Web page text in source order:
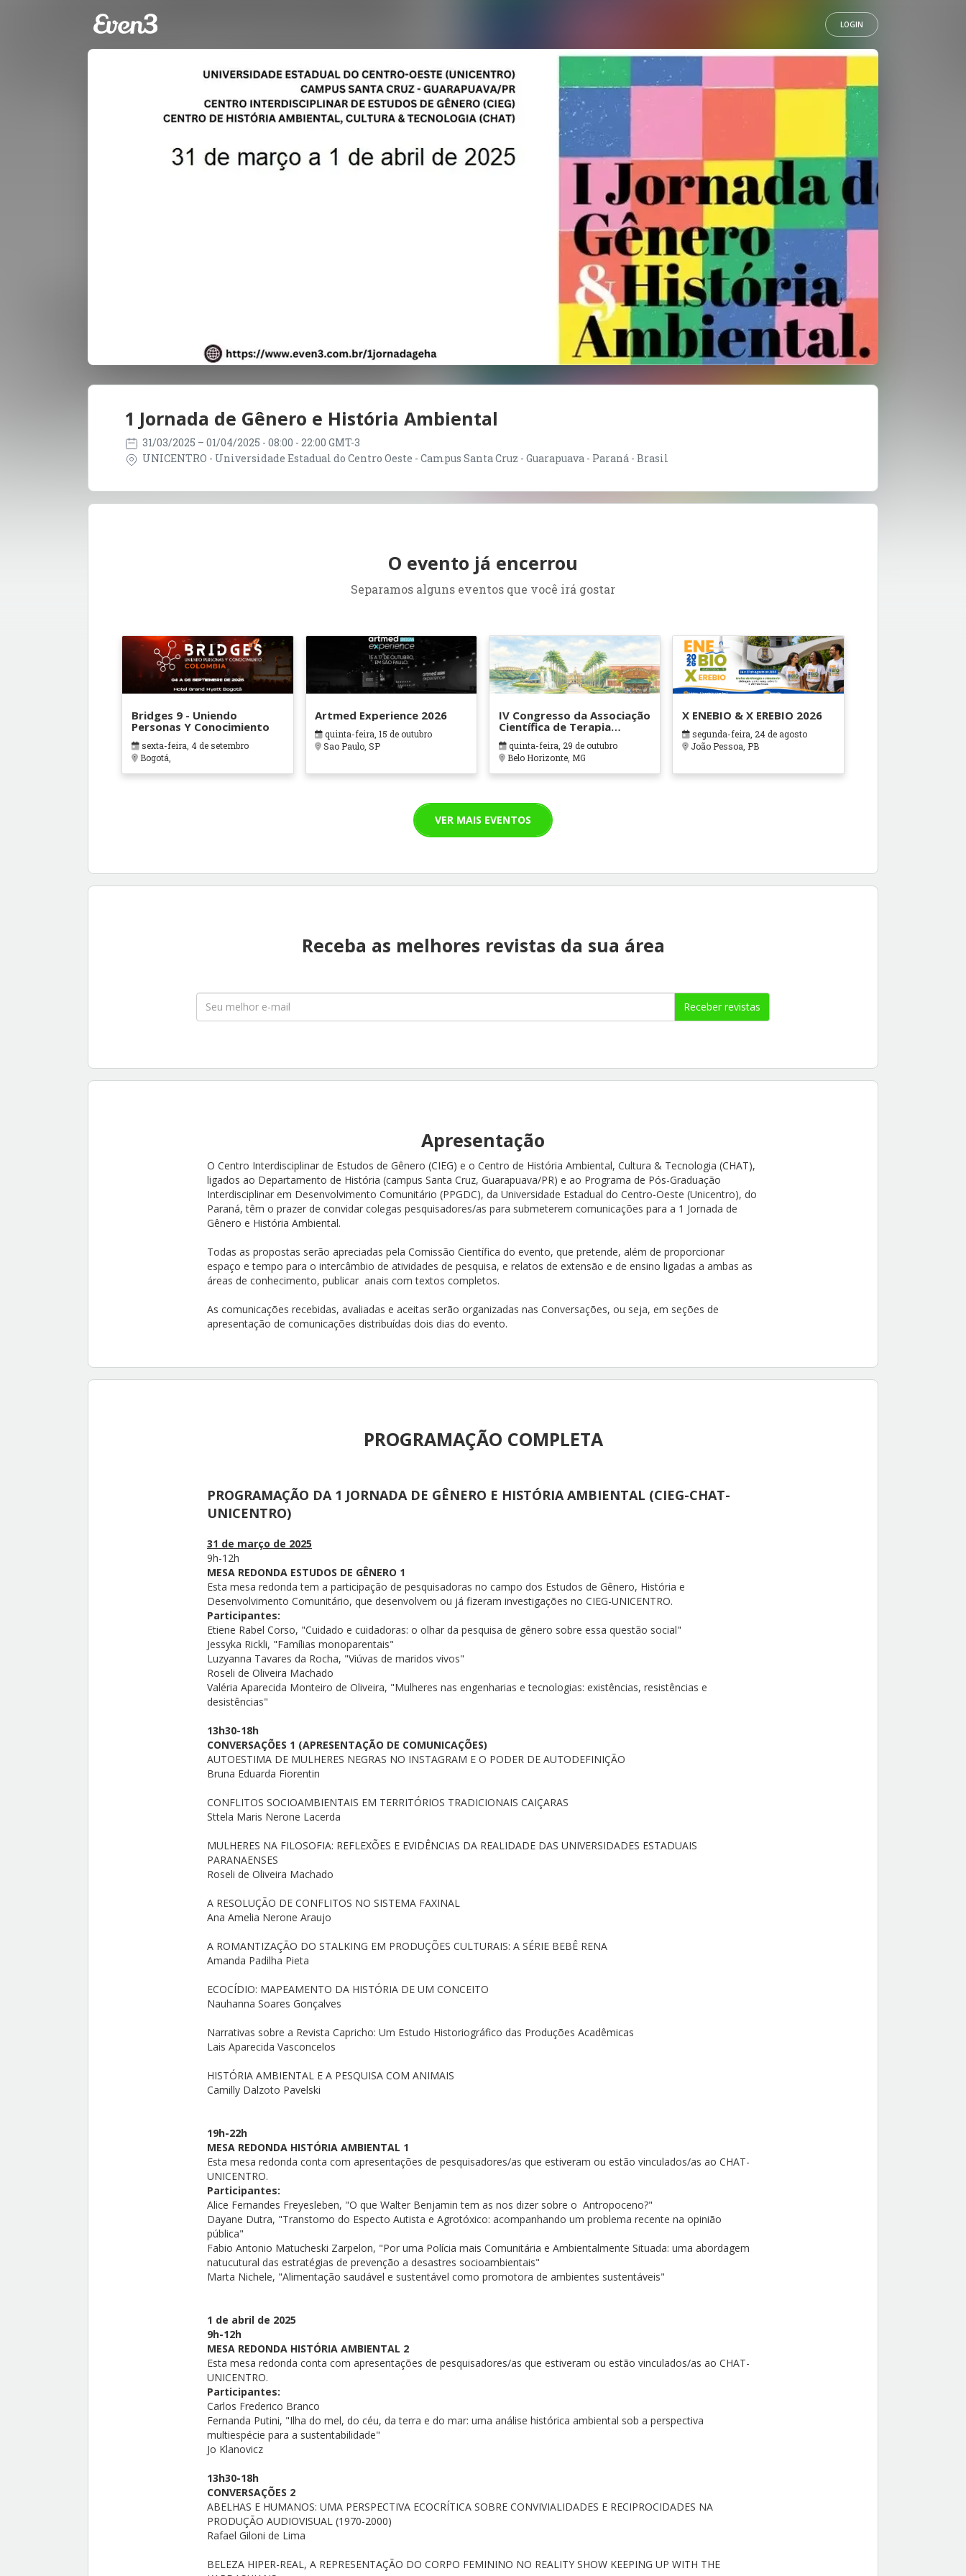
LOGIN
1 Jornada de Gênero e História Ambiental
31/03/2025 – 01/04/2025 - 08:00 - 22:00 GMT-3
UNICENTRO - Universidade Estadual do Centro Oeste - Campus Santa Cruz - Guarapuava - Paraná - Brasil
O evento já encerrou
Separamos alguns eventos que você irá gostar
Bridges 9 - Uniendo
Personas Y Conocimiento
sexta-feira, 4 de setembro
Bogotá,
Artmed Experience 2026
quinta-feira, 15 de outubro
Sao Paulo, SP
IV Congresso da Associação
Científica de Terapia
Ocupacional em Contextos
Hospitalares e Cuidados
Paliativos - ATOHOSP
quinta-feira, 29 de outubro
Belo Horizonte, MG
X ENEBIO & X EREBIO 2026
segunda-feira, 24 de agosto
João Pessoa, PB
VER MAIS EVENTOS
Receba as melhores revistas da sua área
Receber revistas
Apresentação
O Centro Interdisciplinar de Estudos de Gênero (CIEG) e o Centro de História Ambiental, Cultura & Tecnologia (CHAT),
ligados ao Departamento de História (campus Santa Cruz, Guarapuava/PR) e ao Programa de Pós-Graduação
Interdisciplinar em Desenvolvimento Comunitário (PPGDC), da Universidade Estadual do Centro-Oeste (Unicentro), do
Paraná, têm o prazer de convidar colegas pesquisadores/as para submeterem comunicações para a 1 Jornada de
Gênero e História Ambiental.
Todas as propostas serão apreciadas pela Comissão Científica do evento, que pretende, além de proporcionar
espaço e tempo para o intercâmbio de atividades de pesquisa, e relatos de extensão e de ensino ligadas a ambas as
áreas de conhecimento, publicar anais com textos completos.
As comunicações recebidas, avaliadas e aceitas serão organizadas nas Conversações, ou seja, em seções de
apresentação de comunicações distribuídas dois dias do evento.
PROGRAMAÇÃO COMPLETA
PROGRAMAÇÃO DA 1 JORNADA DE GÊNERO E HISTÓRIA AMBIENTAL (CIEG-CHAT-
UNICENTRO)
31 de março de 2025
9h-12h
MESA REDONDA ESTUDOS DE GÊNERO 1
Esta mesa redonda tem a participação de pesquisadoras no campo dos Estudos de Gênero, História e
Desenvolvimento Comunitário, que desenvolvem ou já fizeram investigações no CIEG-UNICENTRO.
Participantes:
Etiene Rabel Corso, "Cuidado e cuidadoras: o olhar da pesquisa de gênero sobre essa questão social"
Jessyka Rickli, "Famílias monoparentais"
Luzyanna Tavares da Rocha, "Viúvas de maridos vivos"
Roseli de Oliveira Machado
Valéria Aparecida Monteiro de Oliveira, "Mulheres nas engenharias e tecnologias: existências, resistências e
desistências"
13h30-18h
CONVERSAÇÕES 1 (APRESENTAÇÃO DE COMUNICAÇÕES)
AUTOESTIMA DE MULHERES NEGRAS NO INSTAGRAM E O PODER DE AUTODEFINIÇÃO
Bruna Eduarda Fiorentin
CONFLITOS SOCIOAMBIENTAIS EM TERRITÓRIOS TRADICIONAIS CAIÇARAS
Sttela Maris Nerone Lacerda
MULHERES NA FILOSOFIA: REFLEXÕES E EVIDÊNCIAS DA REALIDADE DAS UNIVERSIDADES ESTADUAIS
PARANAENSES
Roseli de Oliveira Machado
A RESOLUÇÃO DE CONFLITOS NO SISTEMA FAXINAL
Ana Amelia Nerone Araujo
A ROMANTIZAÇÃO DO STALKING EM PRODUÇÕES CULTURAIS: A SÉRIE BEBÊ RENA
Amanda Padilha Pieta
ECOCÍDIO: MAPEAMENTO DA HISTÓRIA DE UM CONCEITO
Nauhanna Soares Gonçalves
Narrativas sobre a Revista Capricho: Um Estudo Historiográfico das Produções Acadêmicas
Lais Aparecida Vasconcelos
HISTÓRIA AMBIENTAL E A PESQUISA COM ANIMAIS
Camilly Dalzoto Pavelski
19h-22h
MESA REDONDA HISTÓRIA AMBIENTAL 1
Esta mesa redonda conta com apresentações de pesquisadores/as que estiveram ou estão vinculados/as ao CHAT-
UNICENTRO.
Participantes:
Alice Fernandes Freyesleben, "O que Walter Benjamin tem as nos dizer sobre o Antropoceno?"
Dayane Dutra, "Transtorno do Especto Autista e Agrotóxico: acompanhando um problema recente na opinião
pública"
Fabio Antonio Matucheski Zarpelon, "Por uma Polícia mais Comunitária e Ambientalmente Situada: uma abordagem
natucutural das estratégias de prevenção a desastres socioambientais"
Marta Nichele, "Alimentação saudável e sustentável como promotora de ambientes sustentáveis"
1 de abril de 2025
9h-12h
MESA REDONDA HISTÓRIA AMBIENTAL 2
Esta mesa redonda conta com apresentações de pesquisadores/as que estiveram ou estão vinculados/as ao CHAT-
UNICENTRO.
Participantes:
Carlos Frederico Branco
Fernanda Putini, "Ilha do mel, do céu, da terra e do mar: uma análise histórica ambiental sob a perspectiva
multiespécie para a sustentabilidade"
Jo Klanovicz
13h30-18h
CONVERSAÇÕES 2
ABELHAS E HUMANOS: UMA PERSPECTIVA ECOCRÍTICA SOBRE CONVIVIALIDADES E RECIPROCIDADES NA
PRODUÇÃO AUDIOVISUAL (1970-2000)
Rafael Giloni de Lima
BELEZA HIPER-REAL, A REPRESENTAÇÃO DO CORPO FEMININO NO REALITY SHOW KEEPING UP WITH THE